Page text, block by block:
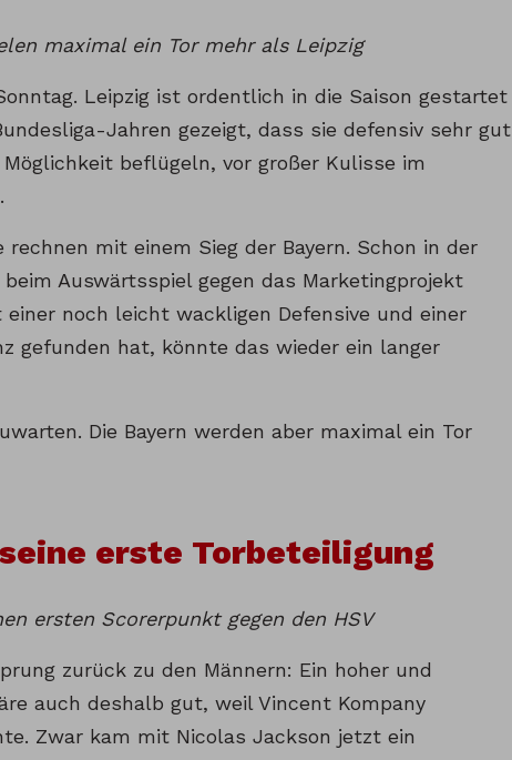
maximal ein Tor mehr als Leipzig
Leipzig ist ordentlich in die Saison gestartet
Jahren gezeigt, dass sie defensiv sehr gut
beflügeln, vor großer Kulisse im
mit einem Sieg der Bayern. Schon in der
Auswärtsspiel gegen das Marketingprojekt
einer noch leicht wackligen Defensive und einer
gefunden hat, könnte das wieder ein langer
Die Bayern werden aber maximal ein Tor
erste Torbeteiligung
ersten Scorerpunkt gegen den HSV
zurück zu den Männern: Ein hoher und
auch deshalb gut, weil Vincent Kompany
Zwar kam mit Nicolas Jackson jetzt ein